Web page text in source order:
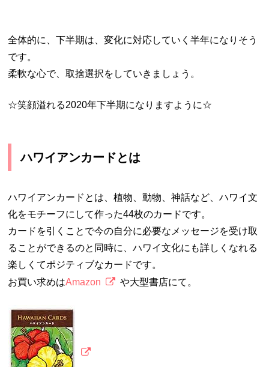
全体的に、下半期は、変化に対応していく半年になりそう
です。
柔軟な心で、取捨選択をしていきましょう。
☆笑顔溢れる2020年下半期になりますように☆
ハワイアンカードとは
ハワイアンカードとは、植物、動物、神話など、ハワイ文
化をモチーフにして作った44枚のカードです。
カードを引くことで今の自分に必要なメッセージを受け取
ることができるのと同時に、ハワイ文化にも詳しくなれる
楽しくてポジティブなカードです。
お買い求めはAmazon や大型書店にて。